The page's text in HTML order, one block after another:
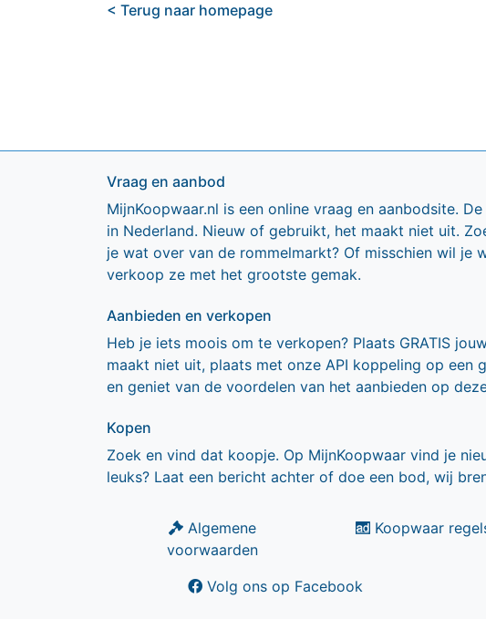
< Terug naar homepage
Vraag en aanbod
MijnKoopwaar.nl is een online vraag en aanbodsite.
in Nederland. Nieuw of gebruikt, het maakt niet uit.
je wat over van de rommelmarkt? Of misschien wil je
verkoop ze met het grootste gemak.
Aanbieden en verkopen
Heb je iets moois om te verkopen? Plaats GRATIS
maakt niet uit, plaats met onze API koppeling op een
en geniet van de voordelen van het aanbieden op
Kopen
Zoek en vind dat koopje. Op MijnKoopwaar vind je
leuks? Laat een bericht achter of doe een bod, wij
Algemene
voorwaarden
Koopwaar
Volg ons op Facebook